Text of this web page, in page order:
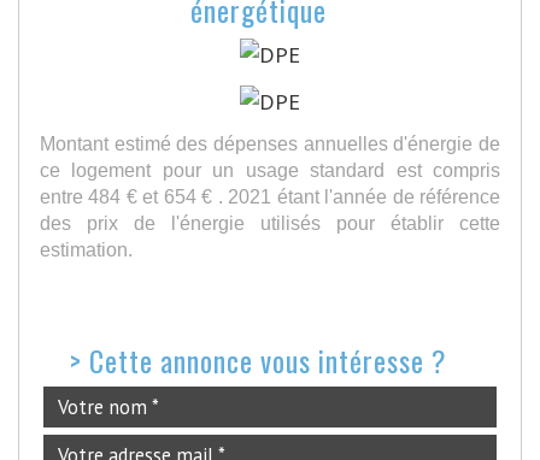
énergétique
Montant estimé des dépenses annuelles d'énergie de
ce logement pour un usage standard est compris
entre 484 € et 654 € . 2021 étant l'année de référence
des prix de l'énergie utilisés pour établir cette
estimation.
> Cette annonce vous intéresse ?